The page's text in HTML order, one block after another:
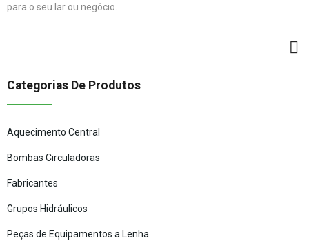
para o seu lar ou negócio.
Categorias De Produtos
Aquecimento Central
Bombas Circuladoras
Fabricantes
Grupos Hidráulicos
Peças de Equipamentos a Lenha